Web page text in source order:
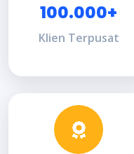
100.000+
Klien Terpusat